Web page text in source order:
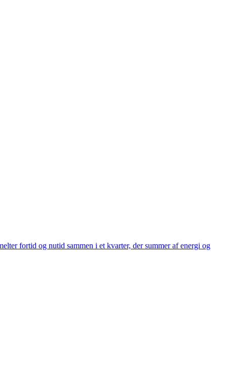
fortid og nutid sammen i et kvarter, der summer af energi og